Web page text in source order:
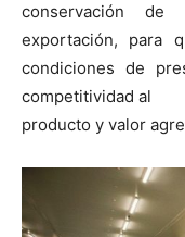
conservación
exportación, para
condiciones de
competitividad al
producto y valor